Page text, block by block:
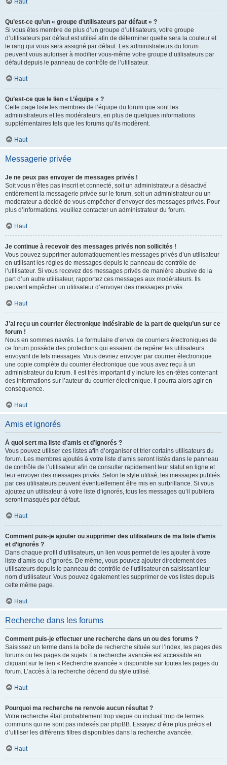
Haut
Qu’est-ce qu’un « groupe d’utilisateurs par défaut » ?
Si vous êtes membre de plus d’un groupe d’utilisateurs, votre groupe
d’utilisateurs par défaut est utilisé afin de déterminer quelle sera la couleur et
le rang qui vous sera assigné par défaut. Les administrateurs du forum
peuvent vous autoriser à modifier vous-même votre groupe d’utilisateurs par
défaut depuis le panneau de contrôle de l’utilisateur.
Haut
Qu’est-ce que le lien « L’équipe » ?
Cette page liste les membres de l’équipe du forum que sont les
administrateurs et les modérateurs, en plus de quelques informations
supplémentaires tels que les forums qu’ils modèrent.
Haut
Messagerie privée
Je ne peux pas envoyer de messages privés !
Soit vous n’êtes pas inscrit et connecté, soit un administrateur a désactivé
entièrement la messagerie privée sur le forum, soit un administrateur ou un
modérateur a décidé de vous empêcher d’envoyer des messages privés. Pour
plus d’informations, veuillez contacter un administrateur du forum.
Haut
Je continue à recevoir des messages privés non sollicités !
Vous pouvez supprimer automatiquement les messages privés d’un utilisateur
en utilisant les règles de messages depuis le panneau de contrôle de
l’utilisateur. Si vous recevez des messages privés de manière abusive de la
part d’un autre utilisateur, rapportez ces messages aux modérateurs. Ils
peuvent empêcher un utilisateur d’envoyer des messages privés.
Haut
J’ai reçu un courrier électronique indésirable de la part de quelqu’un sur ce
forum !
Nous en sommes navrés. Le formulaire d’envoi de courriers électroniques de
ce forum possède des protections qui essaient de repérer les utilisateurs
envoyant de tels messages. Vous devriez envoyer par courrier électronique
une copie complète du courrier électronique que vous avez reçu à un
administrateur du forum. Il est très important d’y inclure les en-têtes contenant
des informations sur l’auteur du courrier électronique. Il pourra alors agir en
conséquence.
Haut
Amis et ignorés
À quoi sert ma liste d’amis et d’ignorés ?
Vous pouvez utiliser ces listes afin d’organiser et trier certains utilisateurs du
forum. Les membres ajoutés à votre liste d’amis seront listés dans le panneau
de contrôle de l’utilisateur afin de consulter rapidement leur statut en ligne et
leur envoyer des messages privés. Selon le style utilisé, les messages publiés
par ces utilisateurs peuvent éventuellement être mis en surbrillance. Si vous
ajoutez un utilisateur à votre liste d’ignorés, tous les messages qu’il publiera
seront masqués par défaut.
Haut
Comment puis-je ajouter ou supprimer des utilisateurs de ma liste d’amis
et d’ignorés ?
Dans chaque profil d’utilisateurs, un lien vous permet de les ajouter à votre
liste d’amis ou d’ignorés. De même, vous pouvez ajouter directement des
utilisateurs depuis le panneau de contrôle de l’utilisateur en saisissant leur
nom d’utilisateur. Vous pouvez également les supprimer de vos listes depuis
cette même page.
Haut
Recherche dans les forums
Comment puis-je effectuer une recherche dans un ou des forums ?
Saisissez un terme dans la boîte de recherche située sur l’index, les pages des
forums ou les pages de sujets. La recherche avancée est accessible en
cliquant sur le lien « Recherche avancée » disponible sur toutes les pages du
forum. L’accès à la recherche dépend du style utilisé.
Haut
Pourquoi ma recherche ne renvoie aucun résultat ?
Votre recherche était probablement trop vague ou incluait trop de termes
communs qui ne sont pas indexés par phpBB. Essayez d’être plus précis et
d’utiliser les différents filtres disponibles dans la recherche avancée.
Haut